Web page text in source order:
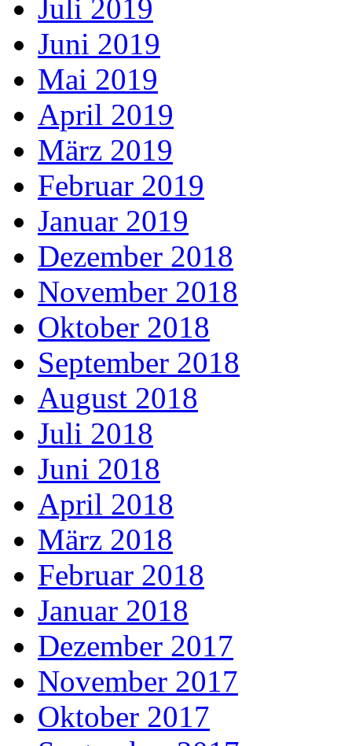
Juli 2019
Juni 2019
Mai 2019
April 2019
März 2019
Februar 2019
Januar 2019
Dezember 2018
November 2018
Oktober 2018
September 2018
August 2018
Juli 2018
Juni 2018
April 2018
März 2018
Februar 2018
Januar 2018
Dezember 2017
November 2017
Oktober 2017